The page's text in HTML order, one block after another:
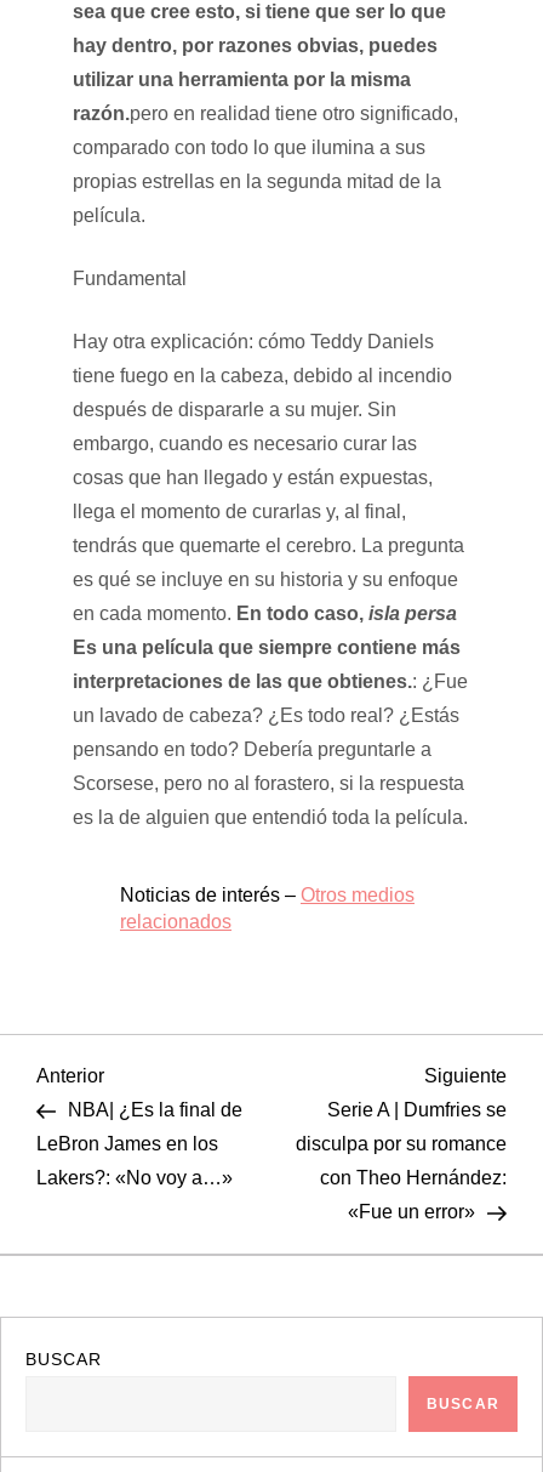
sea que cree esto, si tiene que ser lo que
hay dentro, por razones obvias, puedes
utilizar una herramienta por la misma
razón.pero en realidad tiene otro significado,
comparado con todo lo que ilumina a sus
propias estrellas en la segunda mitad de la
película.
Fundamental
Hay otra explicación: cómo Teddy Daniels
tiene fuego en la cabeza, debido al incendio
después de dispararle a su mujer. Sin
embargo, cuando es necesario curar las
cosas que han llegado y están expuestas,
llega el momento de curarlas y, al final,
tendrás que quemarte el cerebro. La pregunta
es qué se incluye en su historia y su enfoque
en cada momento. En todo caso, isla persa
Es una película que siempre contiene más
interpretaciones de las que obtienes.: ¿Fue
un lavado de cabeza? ¿Es todo real? ¿Estás
pensando en todo? Debería preguntarle a
Scorsese, pero no al forastero, si la respuesta
es la de alguien que entendió toda la película.
Noticias de interés – Otros medios
relacionados
N
a
v
e
g
a
Entrada
anterior
Anterior
NBA| ¿Es la final de
LeBron James en los
Lakers?: «No voy a…»
Siguiente
Serie A | Dumfries se
disculpa por su romance
con Theo Hernández:
«Fue un error»
BUSCAR
BUSCAR